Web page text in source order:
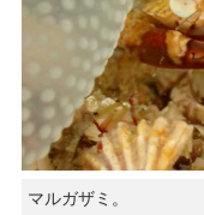
マルガザミ。